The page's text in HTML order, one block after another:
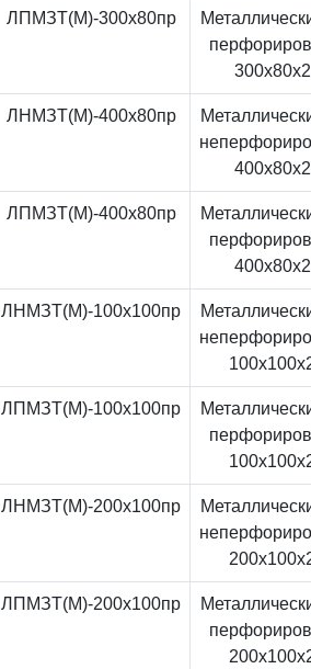
ЛПМЗТ(М)-300x80пр
ЛНМЗТ(М)-400x80пр
ЛПМЗТ(М)-400x80пр
ЛНМЗТ(М)-100x100пр
ЛПМЗТ(М)-100x100пр
ЛНМЗТ(М)-200x100пр
ЛПМЗТ(М)-200x100пр